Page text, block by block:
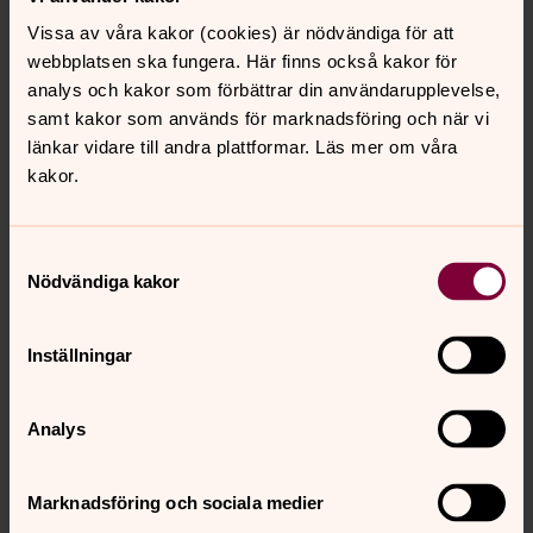
Vissa av våra kakor (cookies) är nödvändiga för att
webbplatsen ska fungera. Här finns också kakor för
analys och kakor som förbättrar din användarupplevelse,
samt kakor som används för marknadsföring och när vi
länkar vidare till andra plattformar. Läs mer om våra
kakor.
Nödvändiga kakor
Inställningar
Analys
Marknadsföring och sociala medier
mark.
KR § 6 Anmälningar
a. Inkomna skrivelser
Inga inkomna skrivelser.
b. Delegationsärenden
c. Barnkonsekvensanalyser
till.
KR 7 Mötet avslutas